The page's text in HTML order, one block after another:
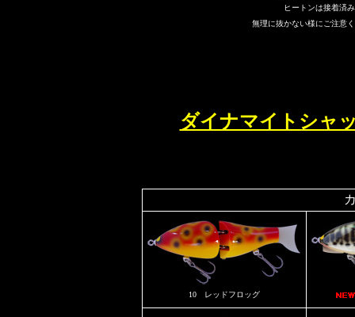
ヒートンは接着済
無理に抜かない様にご注意
ダイナマイトシャ
10 レッドフロッグ